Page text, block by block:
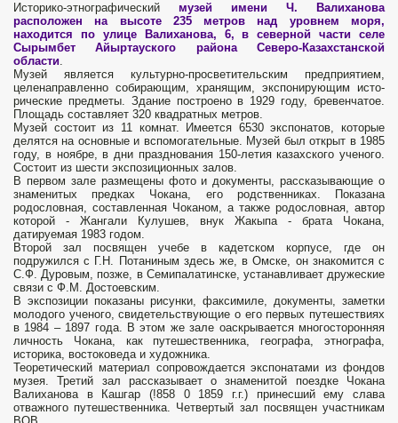
Историко-этнографический музей имени Ч. Валиханова
расположен на высоте 235 метров над уровнем моря,
находится по улице Валиханова, 6, в северной части селе
Сырымбет Айыртауского района Северо-Казахстанской
области.
Музей является культурно-про­светительским предприятием,
целенаправленно собирающим, хранящим, экспонирующим исто­
рические предметы. Здание построено в 1929 году, бревенчатое.
Площадь составляет 320 квадратных метров.
Музей состоит из 11 комнат. Имеется 6530 экспонатов, которые
делятся на основные и вспомогательные. Музей был открыт в 1985
году, в ноябре, в дни празднования 150-летия казахского ученого.
Состоит из шести экспозиционных залов.
В первом зале размещены фото и документы, рассказывающие о
знаменитых предках Чокана, его родственниках. Показана
родословная, состав­ленная Чоканом, а также родословная, автор
которой - Жангали Кулушев, внук Жакыпа - брата Чокана,
датируемая 1983 годом.
Второй зал посвящен учебе в кадетском корпу­се, где он
подружился с Г.Н. Потаниным здесь же, в Омске, он знакомится с
С.Ф. Дуровым, позже, в Семипалатинске, устанавливает дружеские
связи с Ф.М. Достоевским.
В экспозиции показаны рисунки, факсимиле, документы, заметки
молодого ученого, свидетельствующие о его первых путешествиях
в 1984 – 1897 года. В этом же зале оаскрывается многосторонняя
личность Чокана, как путешественника, географа, этнографа,
историка, востоковеда и художника.
Теоретический материал сопровождается экспонатами из фондов
музея. Третий зал рассказывает о знаменитой поездке Чокана
Валиханова в Кашгар (!858 0 1859 г.г.) принесший ему слава
отважного путешественника. Четвертый зал посвящен участникам